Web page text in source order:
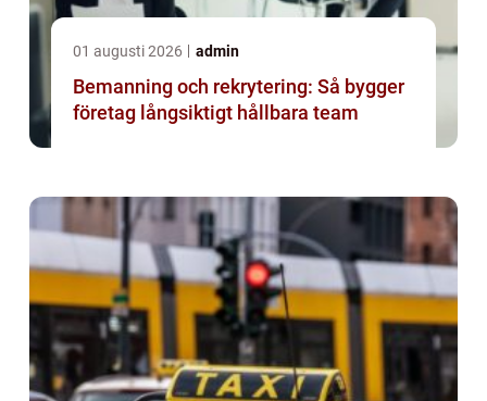
01 augusti 2026 admin
Bemanning och rekrytering: Så bygger
företag långsiktigt hållbara team